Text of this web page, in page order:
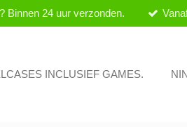
Binnen 24 uur verzonden.
INCLUSIEF GAMES.